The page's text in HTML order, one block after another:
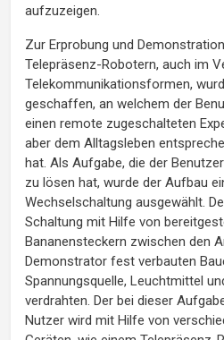
aufzuzeigen.
Zur Erprobung und
Telepräsenz-Robotern, auch im
Telekommunikationsformen,
geschaffen, an welchem der
einen remote zugeschalteten
aber dem Alltagsleben
hat. Als Aufgabe, die der
zu lösen hat, wurde der Aufbau
Wechselschaltung ausgewählt.
Schaltung mit Hilfe von
Bananensteckern zwischen den
Demonstrator fest verbauten
Spannungsquelle, Leuchtmittel
verdrahten. Der bei dieser
Nutzer wird mit Hilfe von